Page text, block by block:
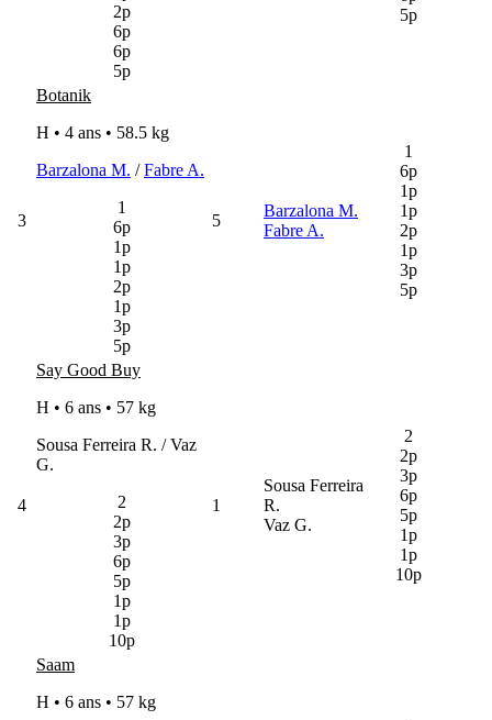
2p
6p
6p
5p
5p
3
Botanik
H • 4 ans • 58.5 kg
Barzalona M. /Fabre A.
1
6p
1p
1p
2p
1p
3p
5p
5
Barzalona M.
Fabre A.
1
6p
1p
1p
2p
1p
3p
5p
4
Say Good Buy
H • 6 ans • 57 kg
Sousa Ferreira R. / Vaz
G.
2
2p
3p
6p
5p
1p
1p
10p
1
Sousa Ferreira
R.
Vaz G.
2
2p
3p
6p
5p
1p
1p
10p
Saam
H • 6 ans • 57 kg